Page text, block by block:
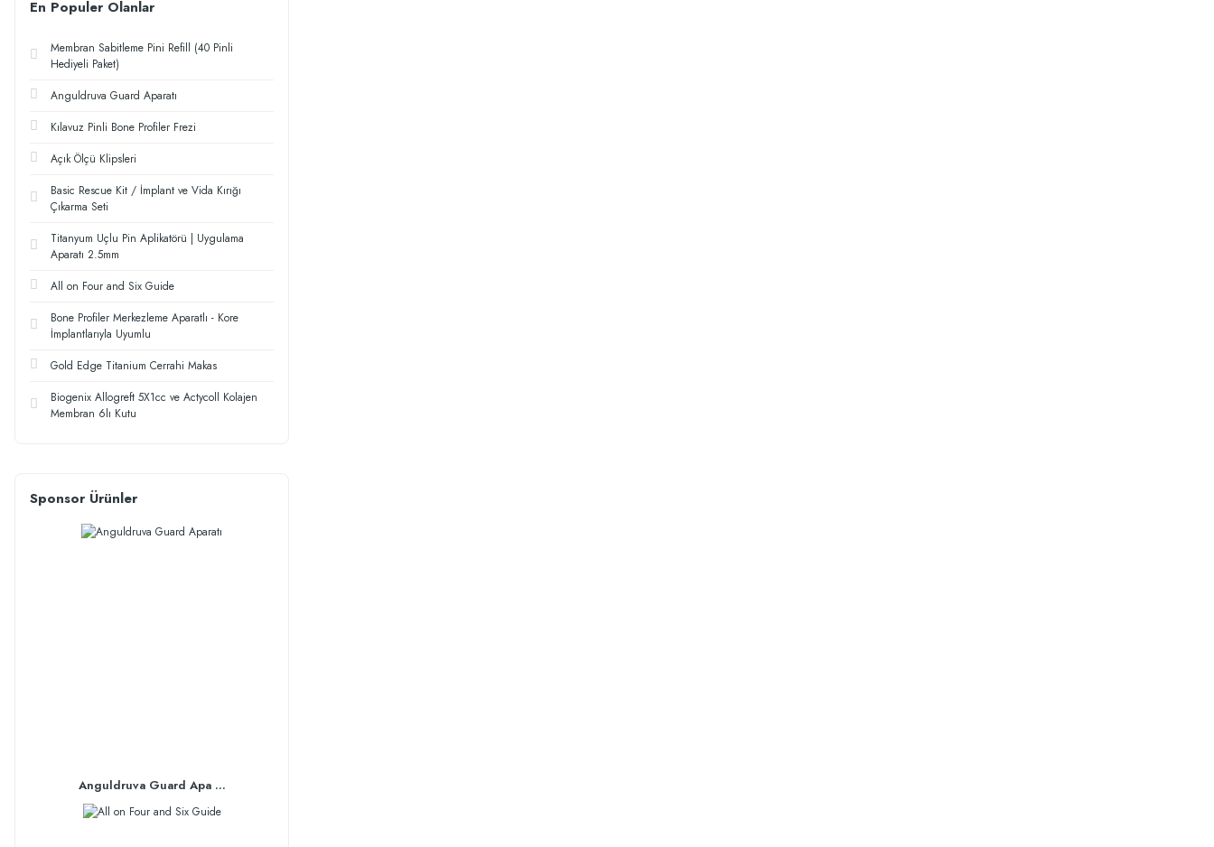
En Populer Olanlar
Membran Sabitleme Pini Refill (40 Pinli
Hediyeli Paket)
Anguldruva Guard Aparatı
Kılavuz Pinli Bone Profiler Frezi
Açık Ölçü Klipsleri
Basic Rescue Kit / İmplant ve Vida Kırığı
Çıkarma Seti
Titanyum Uçlu Pin Aplikatörü | Uygulama
Aparatı 2.5mm
All on Four and Six Guide
Bone Profiler Merkezleme Aparatlı - Kore
İmplantlarıyla Uyumlu
Gold Edge Titanium Cerrahi Makas
Biogenix Allogreft 5X1cc ve Actycoll Kolajen
Membran 6lı Kutu
Sponsor Ürünler
Anguldruva Guard Apa ...